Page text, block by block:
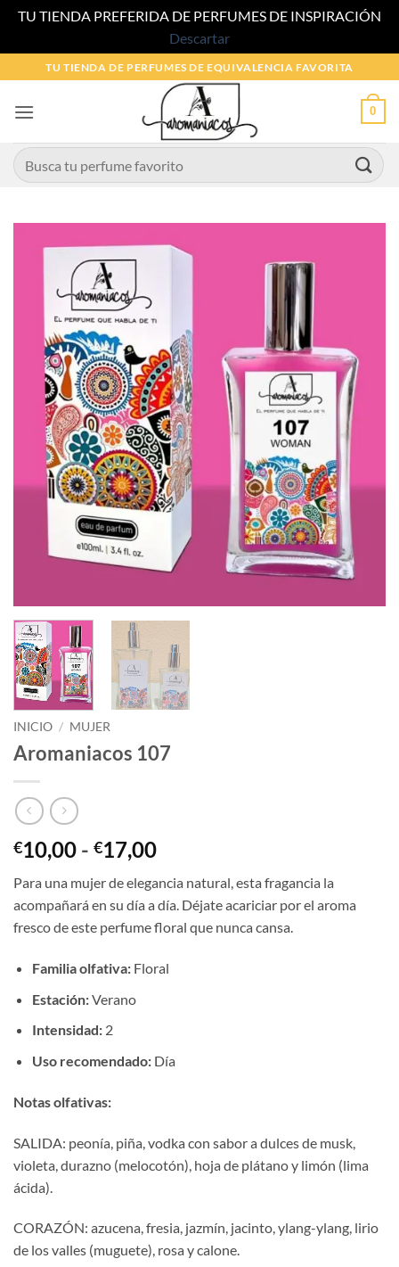
TU TIENDA PREFERIDA DE PERFUMES DE INSPIRACIÓN
Descartar
al
contenido
TU TIENDA DE PERFUMES DE EQUIVALENCIA FAVORITA
0
Buscar
por:
INICIO / MUJER
Aromaniacos 107
€10,00 - €17,00Rango
precios:
desde
€10,00
€17,00
Para una mujer de elegancia natural, esta fragancia la
acompañará en su día a día. Déjate acariciar por el aroma
fresco de este perfume floral que nunca cansa.
Familia olfativa:Floral
Estación:Verano
Intensidad:2
Uso recomendado:Día
Notas olfativas:
SALIDA: peonía, piña, vodka con sabor a dulces de musk,
violeta, durazno (melocotón), hoja de plátano y limón (lima
ácida).
CORAZÓN: azucena, fresia, jazmín, jacinto, ylang-ylang, lirio
de los valles (muguete), rosa y calone.